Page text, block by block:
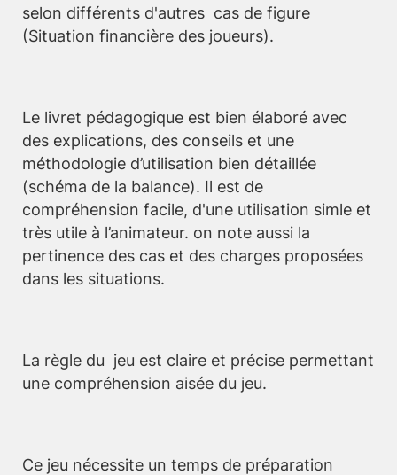
selon différents d'autres cas de figure
(Situation financière des joueurs).
Le livret pédagogique est bien élaboré avec
des explications, des conseils et une
méthodologie d’utilisation bien détaillée
(schéma de la balance). Il est de
compréhension facile, d'une utilisation simle et
très utile à l’animateur. on note aussi la
pertinence des cas et des charges proposées
dans les situations.
La règle du jeu est claire et précise permettant
une compréhension aisée du jeu.
Ce jeu nécessite un temps de préparation